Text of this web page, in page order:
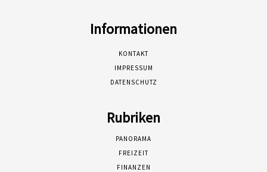
Informationen
KONTAKT
IMPRESSUM
DATENSCHUTZ
Rubriken
PANORAMA
FREIZEIT
FINANZEN